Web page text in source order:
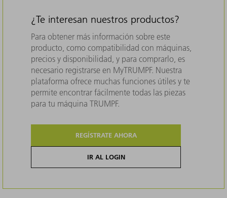
¿Te interesan nuestros productos?
Para obtener más información sobre este
producto, como compatibilidad con máquinas,
precios y disponibilidad, y para comprarlo, es
necesario registrarse en MyTRUMPF. Nuestra
plataforma ofrece muchas funciones útiles y te
permite encontrar fácilmente todas las piezas
para tu máquina TRUMPF.
REGÍSTRATE AHORA
IR AL LOGIN